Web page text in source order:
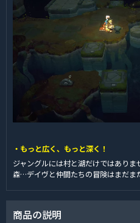
・もっと広く、もっと深く！
ジャングルには村と湖だけではあり
森…デイヴと仲間たちの冒険はまだま
商品の説明